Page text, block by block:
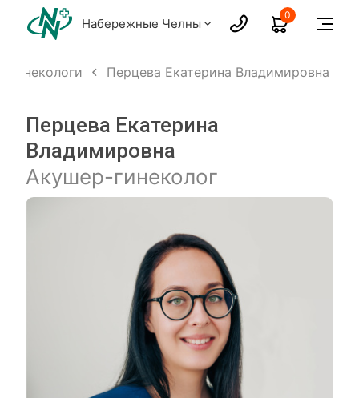
Набережные Челны
0
гинекологи Перцева Екатерина Владимировна
Перцева Екатерина
Владимировна
Акушер-гинеколог